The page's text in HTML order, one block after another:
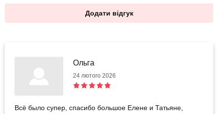
Додати відгук
Ольга
24 лютого 2026
Всё было супер, спасибо большое Елене и Татьяне,